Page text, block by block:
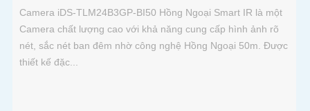
Camera iDS-TLM24B3GP-BI50 Hồng Ngoại Smart IR là một
Camera chất lượng cao với khả năng cung cấp hình ảnh rõ
nét, sắc nét ban đêm nhờ công nghệ Hồng Ngoại 50m. Được
thiết kế đặc...